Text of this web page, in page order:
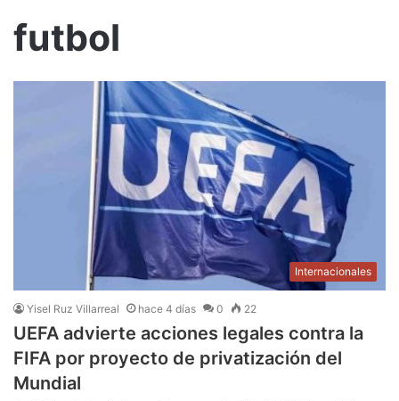
futbol
Internacionales
Yisel Ruz Villarreal hace 4 días 0 22
UEFA advierte acciones legales contra la
FIFA por proyecto de privatización del
Mundial